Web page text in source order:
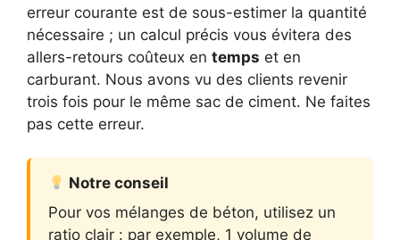
erreur courante est de sous-estimer la quantité
nécessaire ; un calcul précis vous évitera des
allers-retours coûteux en temps et en
carburant. Nous avons vu des clients revenir
trois fois pour le même sac de ciment. Ne faites
pas cette erreur.
Notre conseil
Pour vos mélanges de béton, utilisez un
ratio clair : par exemple, 1 volume de